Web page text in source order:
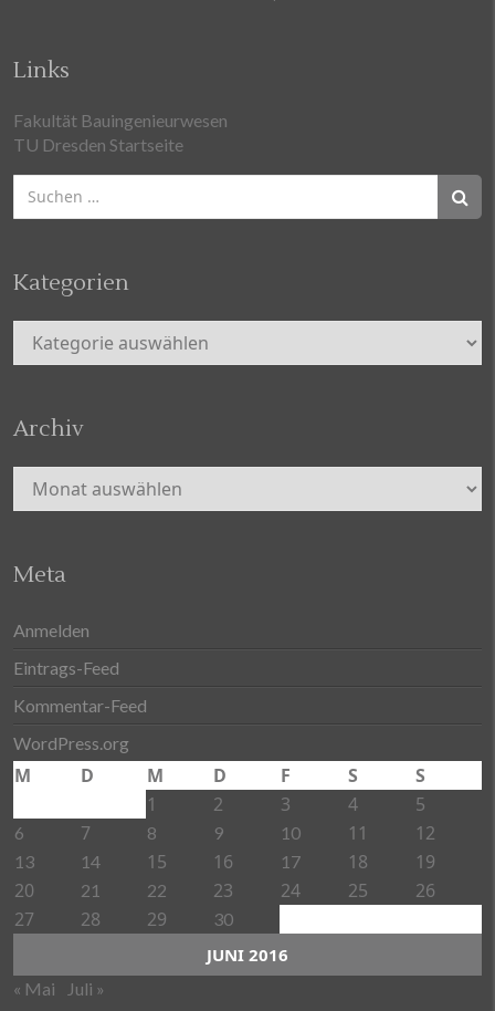
Links
Fakultät Bauingenieurwesen
TU Dresden Startseite
Suchen
nach:
Kategorien
Kategorien
Archiv
Archiv
Meta
Anmelden
Eintrags-Feed
Kommentar-Feed
WordPress.org
JUNI 2016
M D M D F S
S
1
2 3 4 5
6 7 8 9 10 11 12
13 14 15 16 17 18
19
20
21 22 23 24 25
26
27
28 29 30
« Mai Juli »